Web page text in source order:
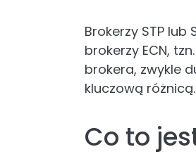
Brokerzy STP
brokerzy ECN,
brokera, zwykle
kluczową
Co to